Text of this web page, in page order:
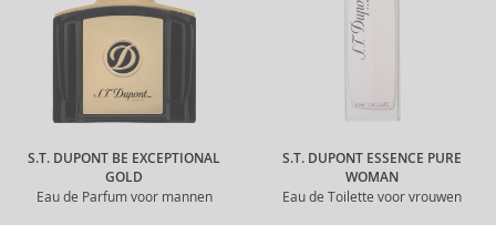
S.T. DUPONT BE EXCEPTIONAL
GOLD
Eau de Parfum voor mannen
S.T. DUPONT ESSENCE PURE
WOMAN
Eau de Toilette voor vrouwen